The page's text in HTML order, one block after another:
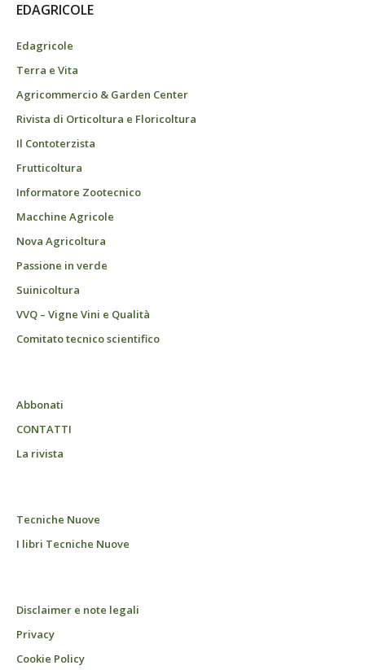
EDAGRICOLE
Edagricole
Terra e Vita
Agricommercio & Garden Center
Rivista di Orticoltura e Floricoltura
Il Contoterzista
Frutticoltura
Informatore Zootecnico
Macchine Agricole
Nova Agricoltura
Passione in verde
Suinicoltura
VVQ – Vigne Vini e Qualità
Comitato tecnico scientifico
Abbonati
CONTATTI
La rivista
Tecniche Nuove
I libri Tecniche Nuove
Disclaimer e note legali
Privacy
Cookie Policy